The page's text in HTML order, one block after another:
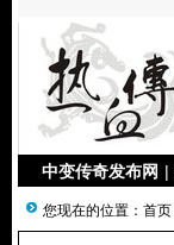
中变传奇发布网 |
您现在的位置： 首页